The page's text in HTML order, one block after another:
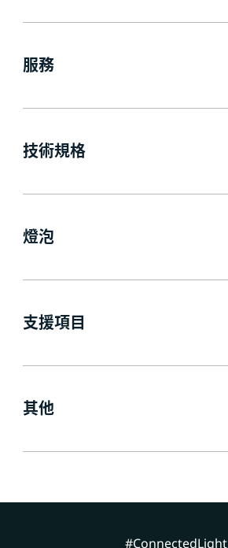
服務
技術規格
燈泡
支援項目
其他
#ConnectedLight